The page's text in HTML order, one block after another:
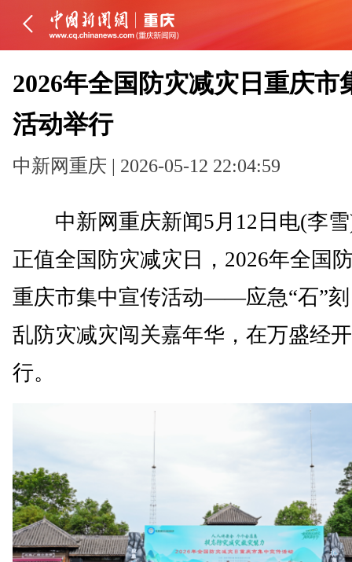
2026年全国防灾减灾日重庆市
活动举行
中新网重庆 | 2026-05-12 22:04:59
中新网重庆新闻5月12日电(李雪
正值全国防灾减灾日，2026年全国
重庆市集中宣传活动——应急“石”刻
乱防灾减灾闯关嘉年华，在万盛经
行。